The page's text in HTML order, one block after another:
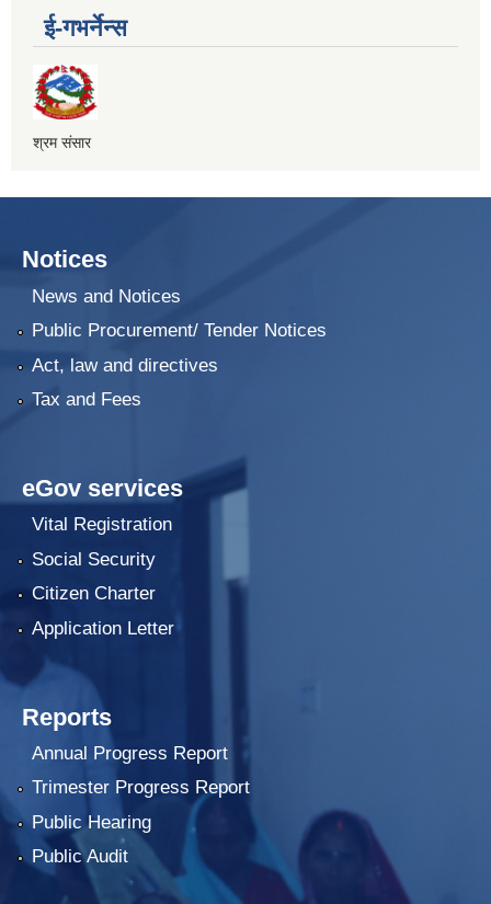
ई-गभर्नेन्स
श्रम संसार
Notices
News and Notices
Public Procurement/ Tender Notices
Act, law and directives
Tax and Fees
eGov services
Vital Registration
Social Security
Citizen Charter
Application Letter
Reports
Annual Progress Report
Trimester Progress Report
Public Hearing
Public Audit